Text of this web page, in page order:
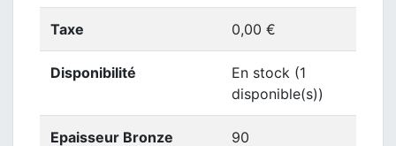
Taxe 0,00 €
Disponibilité
En stock (1
disponible(s))
Epaisseur Bronze 90